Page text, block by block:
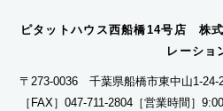
ピタットハウス西船橋14号店 株
レーショ
〒273-0036 千葉県船橋市東中山1-24-
［FAX］047-711-2804 ［営業時間］